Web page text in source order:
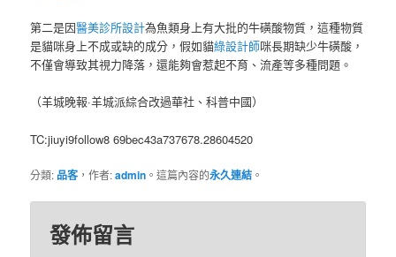
第二是因醫美診所設計為魚類身上有大批的牛磺酸物質，這種物質
是貓咪身上不成或缺的成分，假如貓綠設計師咪長期缺少牛磺酸，
不僅會導致其視力降落，還能夠會惹起不育、流產等多種問題。
（羊城晚報·羊城派綜合改過華社、科普中國）
TC:jiuyi9follow8 69bec43a737678.28604520
分類: 品客 ，作者:admin 。這篇內容的永久連結 。
發佈留言